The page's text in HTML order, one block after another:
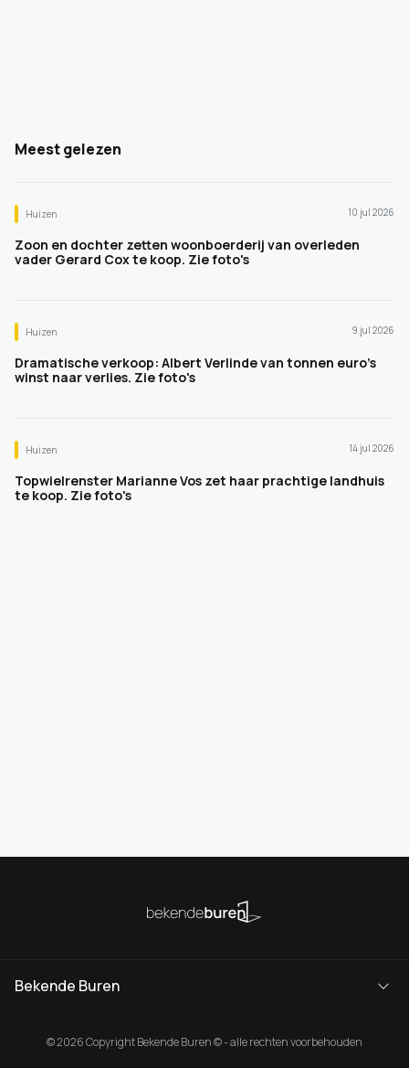
Meest gelezen
Huizen 10 jul 2026
Zoon en dochter zetten woonboerderij van overleden
vader Gerard Cox te koop. Zie foto's
Huizen 9 jul 2026
Dramatische verkoop: Albert Verlinde van tonnen euro's
winst naar verlies. Zie foto's
Huizen 14 jul 2026
Topwielrenster Marianne Vos zet haar prachtige landhuis
te koop. Zie foto's
Bekende Buren
© 2026 Copyright Bekende Buren © - alle rechten voorbehouden